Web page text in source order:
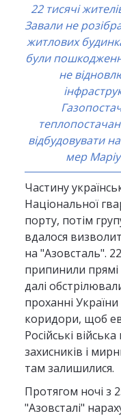
22 тисячі
Завали не
житлових
були
не
відбудовувати
мер
Частину
Національної
порту, потім
вдалося
на "Азовсталь".
припинили прямі
далі
проханні
коридори, щоб
Російські
захисників і
там залишилися.
Протягом ночі з
"Азовсталі"